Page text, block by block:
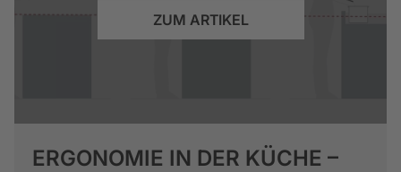
ZUM ARTIKEL
ERGONOMIE IN DER KÜCHE –